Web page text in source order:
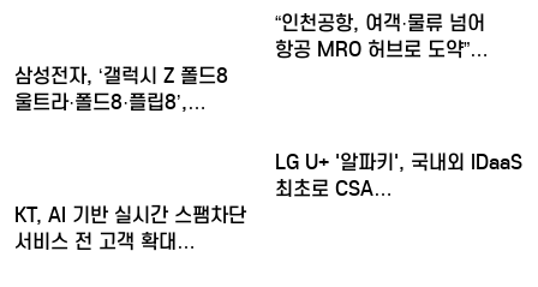
“인천공항, 여객·물류 넘어
항공 MRO 허브로 도약”…
삼성전자, ‘갤럭시 Z 폴드8
울트라·폴드8·플립8’,…
LG U+ '알파키', 국내외 IDaaS
최초로 CSA…
KT, AI 기반 실시간 스팸차단
서비스 전 고객 확대…